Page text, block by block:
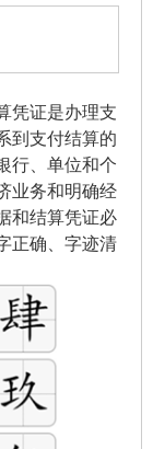
凭证是办理支
到支付结算的
行、单位和个
业务和明确经
和结算凭证必
正确、字迹清